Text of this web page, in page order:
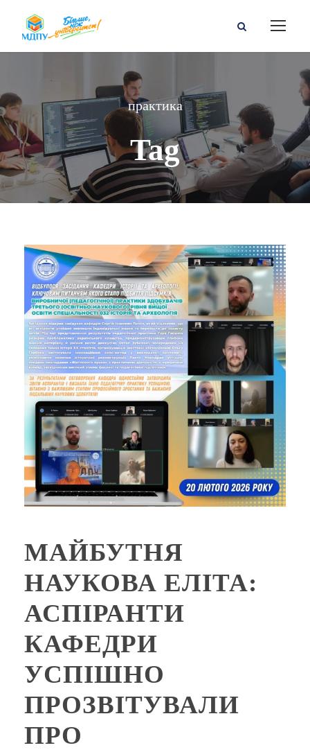
практика
Tag
МАЙБУТНЯ
НАУКОВА ЕЛІТА:
АСПІРАНТИ
КАФЕДРИ
УСПІШНО
ПРОЗВІТУВАЛИ
ПРО